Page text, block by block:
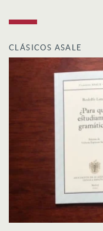
CLÁSICOS ASALE